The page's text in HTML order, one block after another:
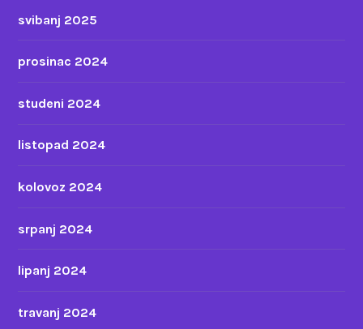
svibanj 2025
prosinac 2024
studeni 2024
listopad 2024
kolovoz 2024
srpanj 2024
lipanj 2024
travanj 2024